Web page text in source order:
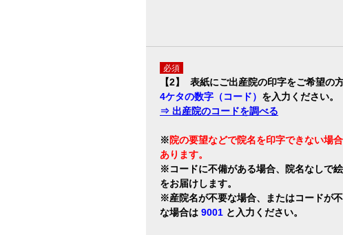
必須
【2】 表紙にご出産院の印字をご希望の
4ケタの数字（コード） を入力ください。
⇒ 出産院のコードを調べる
※院の要望などで院名を印字できない場
あります。
※コードに不備がある場合、院名なしで
をお届けします。
※産院名が不要な場合、またはコードが
な場合は 9001 と入力ください。